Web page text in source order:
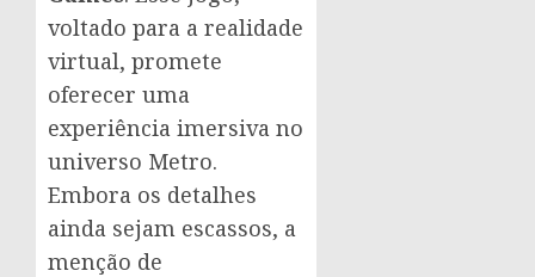
voltado para a realidade
virtual, promete
oferecer uma
experiência imersiva no
universo Metro.
Embora os detalhes
ainda sejam escassos, a
menção de